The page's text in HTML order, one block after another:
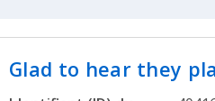
Glad to hear they